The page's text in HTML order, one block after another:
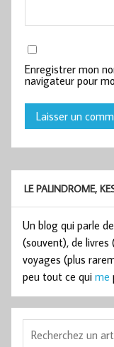
Enregistrer mon
navigateur pour
LE PALINDROME,
Un blog qui parle
(souvent), de livres
voyages (plus
peu tout ce qui me